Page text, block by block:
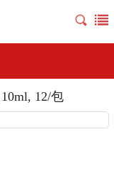
12/包